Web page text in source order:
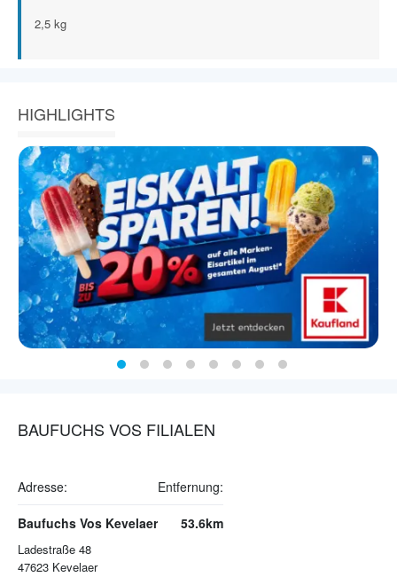
2,5 kg
HIGHLIGHTS
BAUFUCHS VOS FILIALEN
Adresse: Entfernung:
Baufuchs Vos Kevelaer
Ladestraße 48
47623 Kevelaer
53.6km